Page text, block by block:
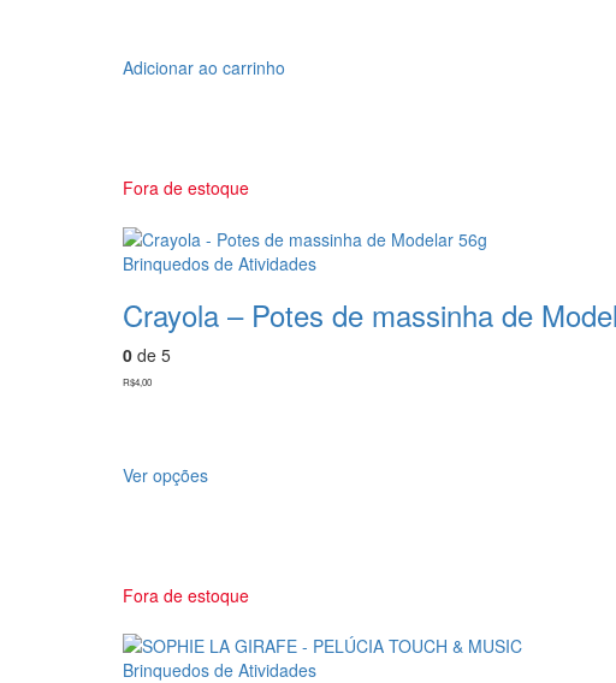
Adicionar ao carrinho
Fora de estoque
Brinquedos de Atividades
Crayola – Potes de massinha de
0 de 5
R$4,00
Ver opçõesEste
As
podem
ser
Fora de estoque
Brinquedos de Atividades